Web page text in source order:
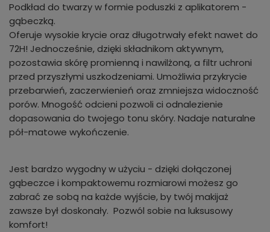
Podkład do twarzy w formie poduszki z aplikatorem -
gąbeczką.
Oferuje wysokie krycie oraz długotrwały efekt nawet do
72H! Jednocześnie, dzięki składnikom aktywnym,
pozostawia skórę promienną i nawilżoną, a filtr uchroni
przed przyszłymi uszkodzeniami. Umożliwia przykrycie
przebarwień, zaczerwienień oraz zmniejsza widoczność
porów. Mnogość odcieni pozwoli ci odnalezienie
dopasowania do twojego tonu skóry. Nadaje naturalne
pół-matowe wykończenie.
Jest bardzo wygodny w użyciu - dzięki dołączonej
gąbeczce i kompaktowemu rozmiarowi możesz go
zabrać ze sobą na każde wyjście, by twój makijaż
zawsze był doskonały. Pozwól sobie na luksusowy
komfort!